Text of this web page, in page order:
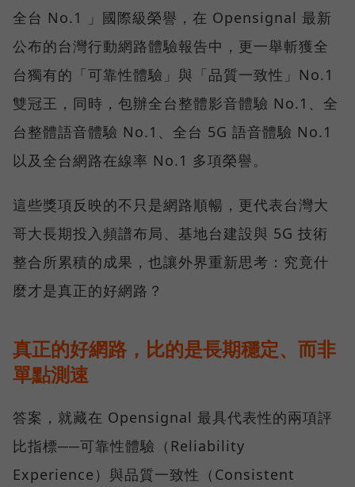
全台 No.1 」國際級榮譽，在 Opensignal 最新
公布的台灣行動網路體驗報告中，更一舉斬獲全
台獨有的「可靠性體驗」與「品質一致性」No.1
雙冠王，同時，包辦全台整體影音體驗 No.1、全
台整體語音體驗 No.1、全台 5G 語音體驗 No.1
以及全台網路在線率 No.1 多項榮譽。
這些獎項反映的不只是網路順暢，更代表台灣大
哥大長期投入頻譜布局、基地台建設與 5G 技術
整合所累積的成果，也讓外界重新思考：究竟什
麼才是真正的好網路？
真正的好網路，比的是長期穩定、而非
單點測速
答案，就藏在 Opensignal 最具代表性的兩項評
比指標──可靠性體驗（Reliability
Experience）與品質一致性（Consistent